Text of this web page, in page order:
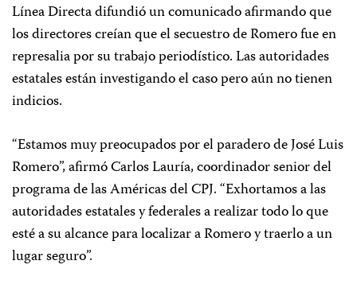
Línea Directa difundió un comunicado afirmando que
los directores creían que el secuestro de Romero fue en
represalia por su trabajo periodístico. Las autoridades
estatales están investigando el caso pero aún no tienen
indicios.
“Estamos muy preocupados por el paradero de José Luis
Romero”, afirmó Carlos Lauría, coordinador senior del
programa de las Américas del CPJ. “Exhortamos a las
autoridades estatales y federales a realizar todo lo que
esté a su alcance para localizar a Romero y traerlo a un
lugar seguro”.